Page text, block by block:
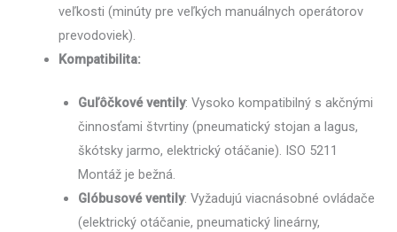
veľkosti (minúty pre veľkých manuálnych operátorov
prevodoviek).
Kompatibilita:
Guľôčkové ventily: Vysoko kompatibilný s akčnými
činnosťami štvrtiny (pneumatický stojan a lagus,
škótsky jarmo, elektrický otáčanie). ISO 5211
Montáž je bežná.
Glóbusové ventily: Vyžadujú viacnásobné ovládače
(elektrický otáčanie, pneumatický lineárny,